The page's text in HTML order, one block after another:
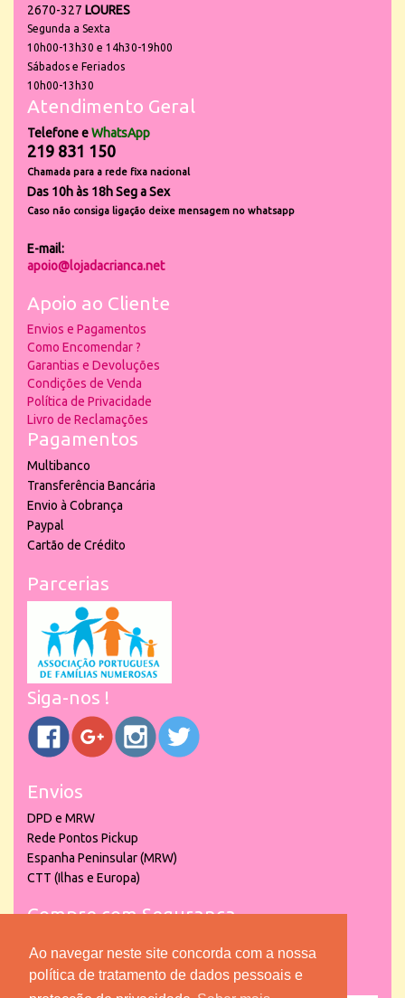
Ao navegar neste site concorda com a nossa
política de tratamento de dados pessoais e
2670-327 LOURES
Segunda a Sexta
10h00-13h30 e 14h30-19h00
Sábados e Feriados
10h00-13h30
Atendimento Geral
Telefone eWhatsApp
219 831 150
Chamada para a rede fixa nacional
Das 10h às 18h Seg a Sex
Caso não consiga ligação deixe mensagem no whatsapp
E-mail:
apoio@lojadacrianca.net
Apoio ao Cliente
Envios e Pagamentos
Como Encomendar ?
Garantias e Devoluções
Condições de Venda
Política de Privacidade
Livro de Reclamações
Pagamentos
Multibanco
Transferência Bancária
Envio à Cobrança
Paypal
Cartão de Crédito
Parcerias
Siga-nos !
Envios
DPD e MRW
Rede Pontos Pickup
Espanha Peninsular (MRW)
CTT (Ilhas e Europa)
Compre com Segurança